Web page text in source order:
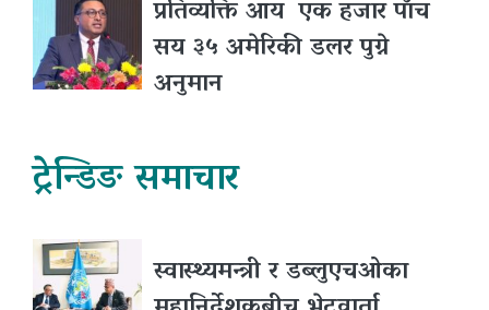
प्रतिव्यक्ति आय एक हजार पाँच
सय ३५ अमेरिकी डलर पुग्ने
अनुमान
ट्रेन्डिङ समाचार
स्वास्थ्यमन्त्री र डब्लुएचओका